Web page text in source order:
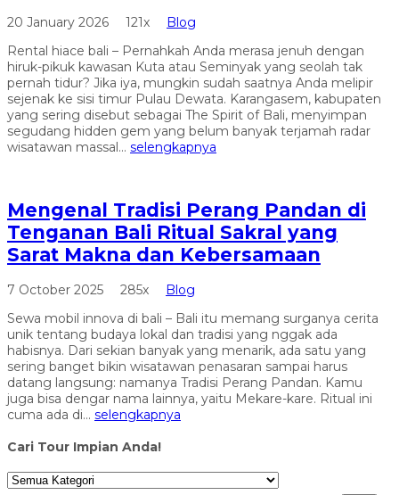
20 January 2026 121x
Blog
Rental hiace bali – Pernahkah Anda merasa jenuh dengan
hiruk-pikuk kawasan Kuta atau Seminyak yang seolah tak
pernah tidur? Jika iya, mungkin sudah saatnya Anda melipir
sejenak ke sisi timur Pulau Dewata. Karangasem, kabupaten
yang sering disebut sebagai The Spirit of Bali, menyimpan
segudang hidden gem yang belum banyak terjamah radar
wisatawan massal... selengkapnya
Mengenal Tradisi Perang Pandan di
Tenganan Bali Ritual Sakral yang
Sarat Makna dan Kebersamaan
7 October 2025 285x
Blog
Sewa mobil innova di bali – Bali itu memang surganya cerita
unik tentang budaya lokal dan tradisi yang nggak ada
habisnya. Dari sekian banyak yang menarik, ada satu yang
sering banget bikin wisatawan penasaran sampai harus
datang langsung: namanya Tradisi Perang Pandan. Kamu
juga bisa dengar nama lainnya, yaitu Mekare-kare. Ritual ini
cuma ada di... selengkapnya
Cari Tour Impian Anda!